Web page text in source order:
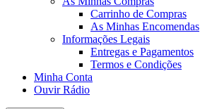
Carrinho de Compras
As Minhas Encomendas
Informações Legais
Entregas e Pagamentos
Termos e Condições
Minha Conta
Ouvir Rádio